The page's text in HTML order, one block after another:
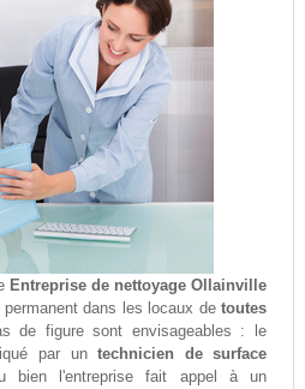
Entreprise de nettoyage Ollainville
permanent dans les locaux detoutes
de figure sont envisageables : le
par untechnicien de surface
bien l'entreprise fait appel à un